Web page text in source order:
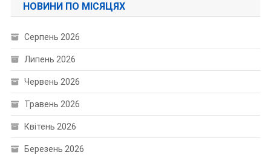
НОВИНИ ПО МІСЯЦЯХ
Серпень 2026
Липень 2026
Червень 2026
Травень 2026
Квітень 2026
Березень 2026